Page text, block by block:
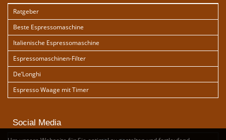
Ratgeber
Beste Espressomaschine
Italienische Espressomaschine
Espressomaschinen-Filter
De’Longhi
Espresso Waage mit Timer
Social Media